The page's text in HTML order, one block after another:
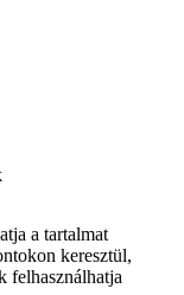
a tartalmat
keresztül,
felhasználhatja